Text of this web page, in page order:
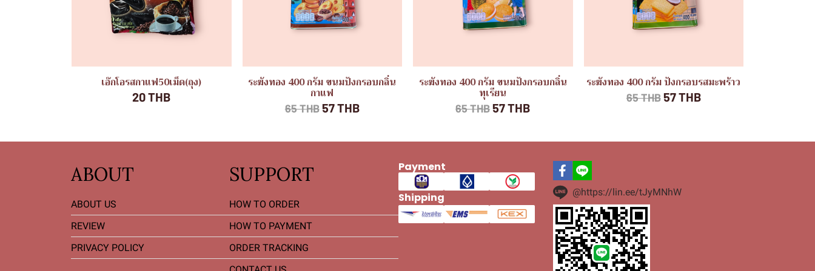
เอ๊กโอรสกาแฟ50เม็ด(ถุง)
20 THB
ระฆังทอง 400 กรัม ขนมปังกรอบกลิ่น
กาแฟ
65 THB57 THB
ระฆังทอง 400 กรัม ขนมปังกรอบกลิ่น
ทุเรียน
65 THB57 THB
ระฆังทอง 400 กรัม ปังกรอบรสมะพร้าว
65 THB57 THB
ABOUT
ABOUT US
REVIEW
PRIVACY POLICY
SUPPORT
HOW TO ORDER
HOW TO PAYMENT
ORDER TRACKING
Payment
Shipping @https://lin.ee/tJyMNhW